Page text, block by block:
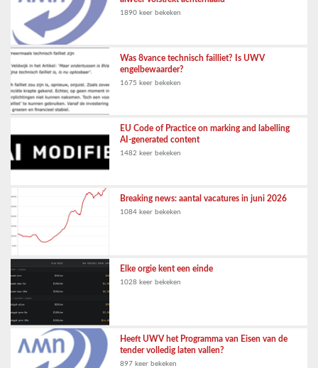
1890 keer bekeken
Was 8vance technisch failliet? Is UWV
engelbewaarder?
1675 keer bekeken
EU Code of Practice on marking and labelling
AI-generated content
1482 keer bekeken
Breaking news: aantal vacatures in juni 2026
1084 keer bekeken
Elke orgie kent een einde
1028 keer bekeken
Heeft UWV het Programma van Eisen van de
tender volledig laten vallen?
897 keer bekeken